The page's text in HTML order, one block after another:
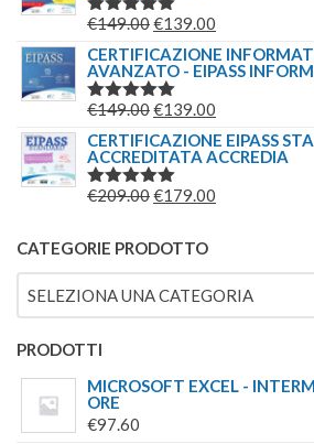
VALUTATO
€149.00IL
PREZZO
ORIGINALE
ERA:
€139.00
PREZZO
ATTUALE
CERTIFICAZIONE
AVANZATO - EIPASS
VALUTATO
€149.00IL
PREZZO
ORIGINALE
ERA:
€139.00
PREZZO
ATTUALE
CERTIFICAZIONE EIPASS
ACCREDITATA ACCREDIA
VALUTATO
€209.00IL
ORIGINALE
ERA:
€209.00.
€179.00
È:
€179.00.
CATEGORIE PRODOTTO
SELEZIONA UNA CATEGORIA
PRODOTTI
MICROSOFT EXCEL -
ORE
€97.60